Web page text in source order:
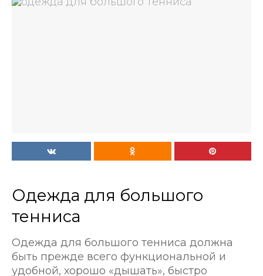
Одежда для большого
тенниса
Одежда для большого тенниса должна
быть прежде всего функциональной и
удобной, хорошо «дышать», быстро